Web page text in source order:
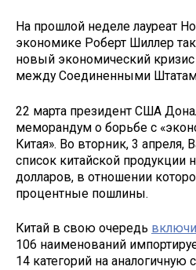
На прошлой неделе лауреат
экономике Роберт Шиллер
новый экономический
между Соединенными
22 марта президент США
меморандум о борьбе с
Китая». Во вторник, 3 апреля,
список китайской продукции
долларов, в отношении
процентные пошлины.
Китай в свою очередь
106 наименований
14 категорий на аналогичную